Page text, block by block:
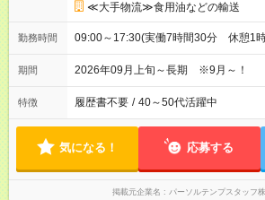
≪大手物流≫食用油などの輸送
勤務時間 09:00～17:30(実働7時間30分 休憩1
期間 2026年09月上旬～長期 ※9月～！
特徴 履歴書不要 / 40～50代活躍中
気になる！ 応募する
掲載元企業名 パーソルテンプスタッフ